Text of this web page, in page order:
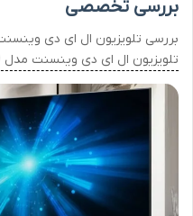
بررسی تخصصی
تلویزیون ال ای دی وینسنت مدل 43VF3000 سایز 43…